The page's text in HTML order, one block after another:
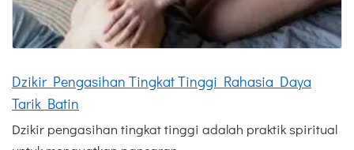
Dzikir Pengasihan Tingkat Tinggi Rahasia Daya
Tarik Batin
Dzikir pengasihan tingkat tinggi adalah praktik spiritual